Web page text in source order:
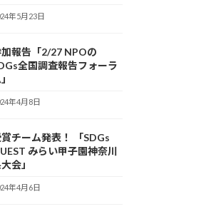
年5月23日
報告「2/27 NPOの
全国調査報告フォーラ
年4月8日
チーム発表！ 「SDGs
みらい甲子園神奈川
会」
年4月6日